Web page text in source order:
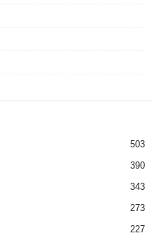
503
390
343
273
227